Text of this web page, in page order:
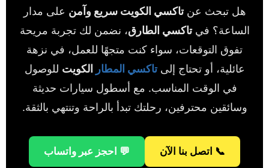
هل تبحث عنتاكسي الكويت سريع وآمن على مدار
الساعة؟ فيتاكسي الطارق، نضمن لك تجربة مريحة
تفوق التوقعات، سواء كنت متجهًا للعمل، في نزهة
عائلية، أو تحتاج إلىتاكسي المطار الكويت للوصول
في الوقت المناسب. مع أسطول سيارات حديثة
وسائقين محترفين، رحلتك تبدأ بالراحة وتنتهي بالثقة.
📞 اتصل بنا الآن 💬 احجز عبر واتساب